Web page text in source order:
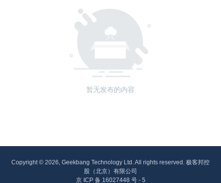
暂无发布的内容
Copyright © 2026, Geekbang Technology Ltd. All rights reserved. 极客邦控
股（北京）有限公司
京 ICP 备 16027448 号 - 5